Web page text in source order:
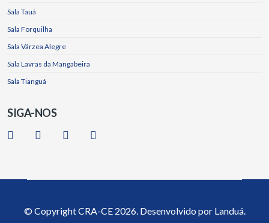
Sala Tauá
Sala Forquilha
Sala Várzea Alegre
Sala Lavras da Mangabeira
Sala Tianguá
SIGA-NOS
© CopyrightCRA-CE2026. Desenvolvido por Landuá.